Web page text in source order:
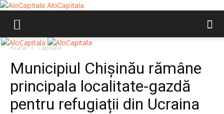
AloCapitala
Acasă Capitala
Municipiul Chișinău rămâne
principala localitate-gazdă
pentru refugiații din Ucraina